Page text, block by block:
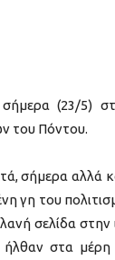
(23/5)
του Πόντου.
σήμερα αλλά
γη του
σελίδα
ήλθαν στα